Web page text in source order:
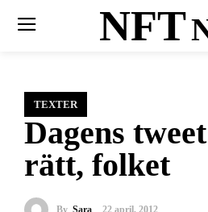
NFT
TEXTER
Dagens
rätt, folket
By Sara